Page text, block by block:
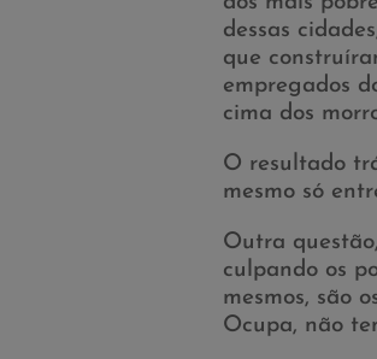
dessas
que
empregados
cima dos
O resultado
mesmo só
Outra
culpando os
mesmos, são
Ocupa, não